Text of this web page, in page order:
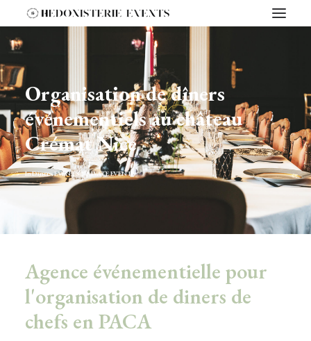
Organisation de dîners
événementiels au château
Crémat Nice
InDîners,EVENTS,PRIVATE EVENTS
Agence événementielle pour
l'organisation de diners de
chefs en PACA